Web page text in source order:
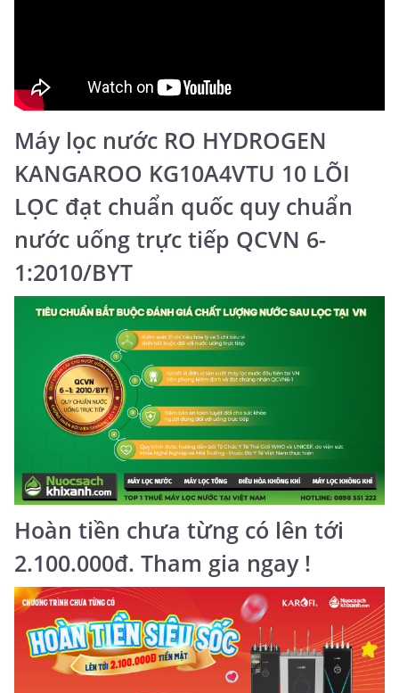
Máy lọc nước RO HYDROGEN
KANGAROO KG10A4VTU 10 LÕI
LỌC đạt chuẩn quốc quy chuẩn
nước uống trực tiếp QCVN 6-
1:2010/BYT
Hoàn tiền chưa từng có lên tới
2.100.000đ. Tham gia ngay !